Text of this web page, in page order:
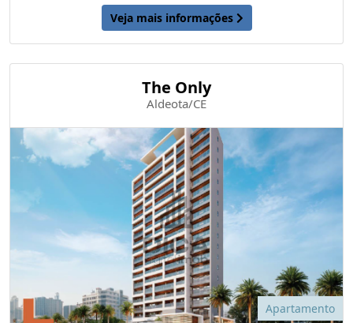
Veja mais informações
The Only
Aldeota/CE
Apartamento